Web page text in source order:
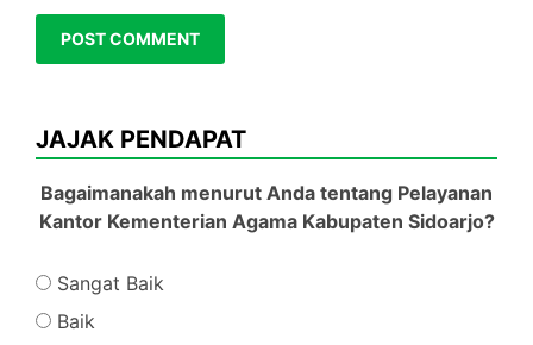
JAJAK PENDAPAT
Bagaimanakah menurut Anda tentang Pelayanan
Kantor Kementerian Agama Kabupaten Sidoarjo?
Sangat Baik
Baik